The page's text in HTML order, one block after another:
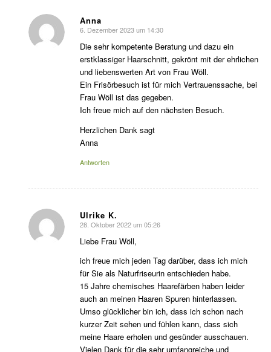
Anna
sagte:
6. Dezember 2023 um 14:30
Die sehr kompetente Beratung und dazu ein
erstklassiger Haarschnitt, gekrönt mit der ehrlichen
und liebenswerten Art von Frau Wöll.
Ein Frisörbesuch ist für mich Vertrauenssache, bei
Frau Wöll ist das gegeben.
Ich freue mich auf den nächsten Besuch.
Herzlichen Dank sagt
Anna
Antworten
Ulrike K.
sagte:
28. Oktober 2022 um 05:26
Liebe Frau Wöll,
ich freue mich jeden Tag darüber, dass ich mich
für Sie als Naturfriseurin entschieden habe.
15 Jahre chemisches Haarefärben haben leider
auch an meinen Haaren Spuren hinterlassen.
Umso glücklicher bin ich, dass ich schon nach
kurzer Zeit sehen und fühlen kann, dass sich
meine Haare erholen und gesünder ausschauen.
Vielen Dank für die sehr umfangreiche und